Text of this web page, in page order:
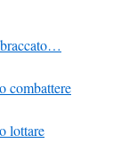
combattere
lottare